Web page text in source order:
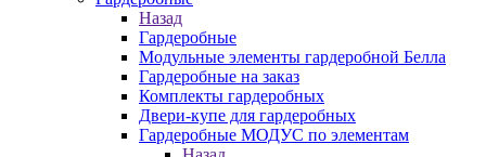
Назад
Гардеробные
Модульные элементы гардеробной Белла
Гардеробные на заказ
Комплекты гардеробных
Двери-купе для гардеробных
Гардеробные МОДУС по элементам